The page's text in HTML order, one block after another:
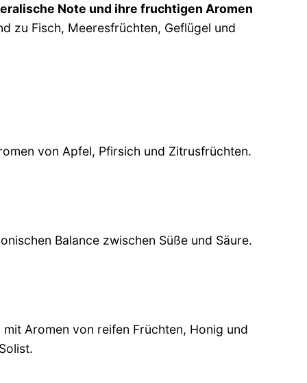
Note und ihre fruchtigen Aromen
zu Fisch, Meeresfrüchten, Geflügel und
von Apfel, Pfirsich und Zitrusfrüchten.
Balance zwischen Süße und Säure.
Aromen von reifen Früchten, Honig und